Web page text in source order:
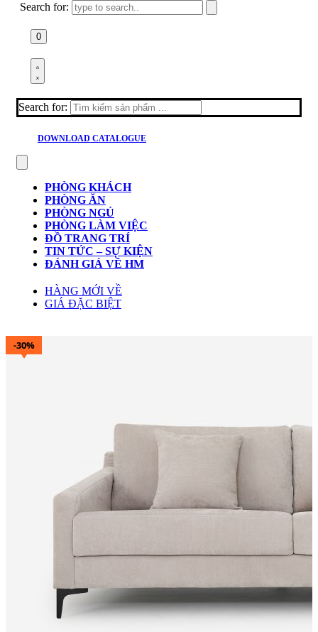
Search for:
0
Search for:
DOWNLOAD CATALOGUE
PHÒNG KHÁCH
PHÒNG ĂN
PHÒNG NGỦ
PHÒNG LÀM VIỆC
ĐỒ TRANG TRÍ
TIN TỨC – SỰ KIỆN
ĐÁNH GIÁ VỀ HM
HÀNG MỚI VỀ
GIÁ ĐẶC BIỆT
-30%